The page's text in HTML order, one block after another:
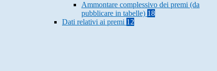
Ammontare complessivo dei premi (da
pubblicare in tabelle) 18
Dati relativi ai premi 12